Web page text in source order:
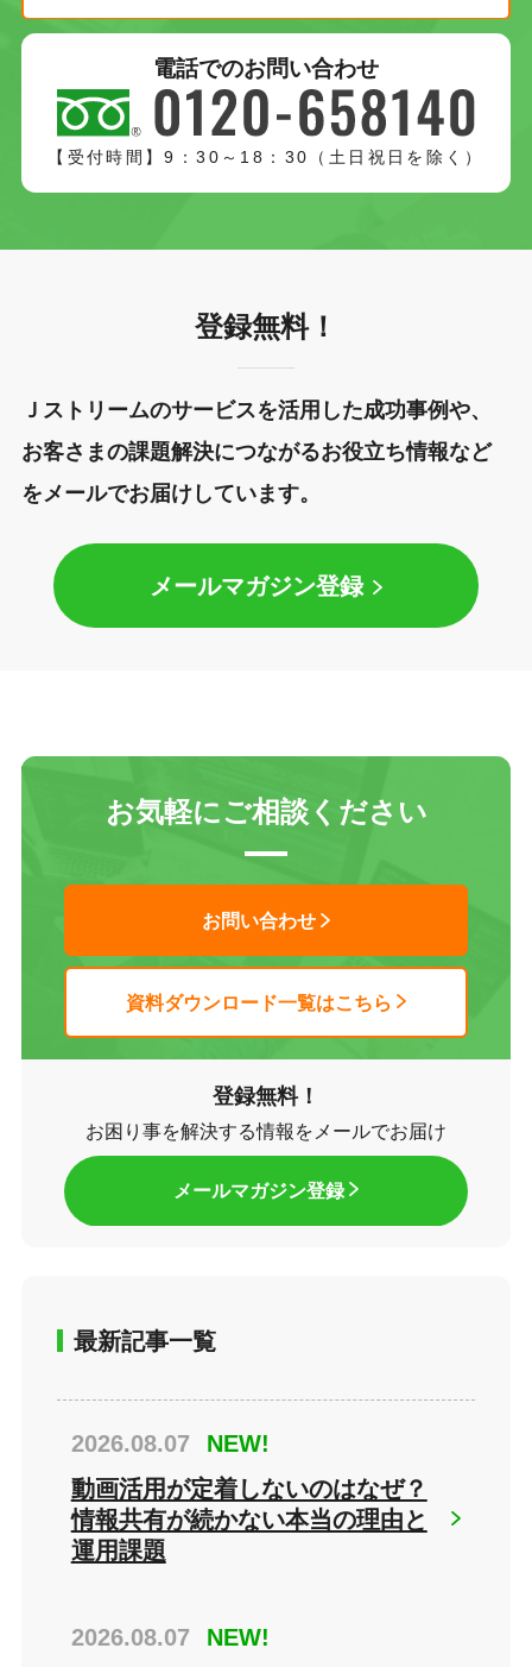
電話でのお問い合わせ
【受付時間】9：30～18：30（土日祝日を除く）
登録無料！
Ｊストリームのサービスを活用した成功事例や、
お客さまの課題解決につながるお役立ち情報など
をメールでお届けしています。
メールマガジン登録
お気軽にご相談ください
お問い合わせ
資料ダウンロード一覧はこちら
登録無料！
お困り事を解決する情報をメールでお届け
メールマガジン登録
最新記事一覧
2026.08.07
NEW!
動画活用が定着しないのはなぜ？
情報共有が続かない本当の理由と
運用課題
2026.08.07
NEW!